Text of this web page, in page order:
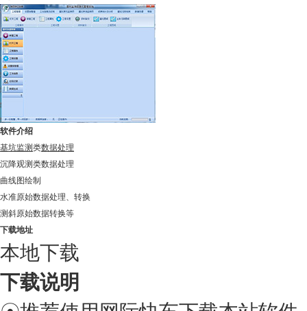
软件介绍
基坑监测类数据处理
沉降观测类数据处理
曲线图绘制
水准原始数据处理、转换
测斜原始数据转换等
下载地址
本地下载
下载说明